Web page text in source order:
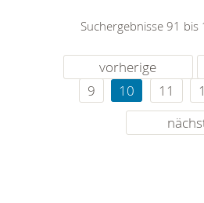
Suchergebnisse 91
vorherige
9
10 11